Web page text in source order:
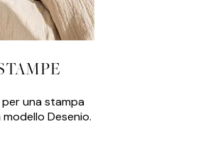
una stampa
Desenio.